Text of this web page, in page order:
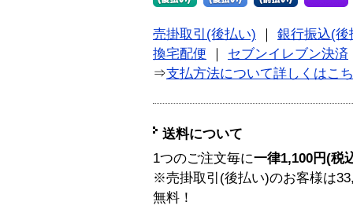
売掛取引(後払い)
銀行振込(後
換宅配便
セブンイレブン決済
⇒支払方法について詳しくはこ
送料について
1つのご注文毎に一律1,100円(税
※売掛取引(後払い)のお客様は
無料！